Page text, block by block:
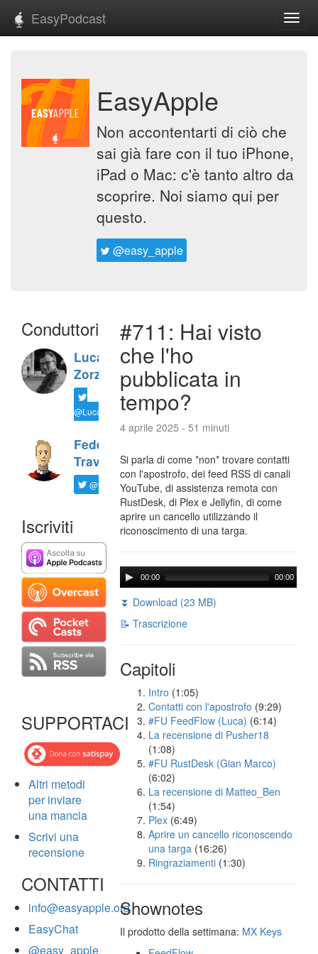
EasyPodcast
EasyApple
Non accontentarti di ciò che
sai già fare con il tuo iPhone,
iPad o Mac: c'è tanto altro da
scoprire. Noi siamo qui per
questo.
@easy_apple
Conduttori
Luca
Zorzi
@LucaTNT
Federico
Travaini
@ftrava
Iscriviti
SUPPORTACI
Altri metodi
per inviare
una mancia
Scrivi una
recensione
CONTATTI
info@easyapple.org
EasyChat
@easy_apple
#711: Hai visto
che l'ho
pubblicata in
tempo?
4 aprile 2025 - 51 minuti
Si parla di come *non* trovare contatti
con l'apostrofo, dei feed RSS di canali
YouTube, di assistenza remota con
RustDesk, di Plex e Jellyfin, di come
aprire un cancello utilizzando il
riconoscimento di una targa.
00:00 00:00
⏬ Download (23 MB)
📝 Trascrizione
Capitoli
Intro (1:05)
Contatti con l'apostrofo (9:29)
#FU FeedFlow (Luca) (6:14)
La recensione di Pusher18
(1:08)
#FU RustDesk (Gian Marco)
(6:02)
La recensione di Matteo_Ben
(1:54)
Plex (6:49)
Aprire un cancello riconoscendo
una targa (16:26)
Ringraziamenti (1:30)
Shownotes
Il prodotto della settimana: MX Keys